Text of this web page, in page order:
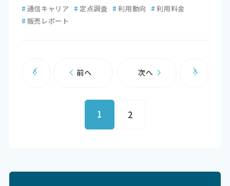
# 通信キャリア # 定点調査 # 利用動向 # 利用料金
# 販売レポート
前へ
1 2
次へ